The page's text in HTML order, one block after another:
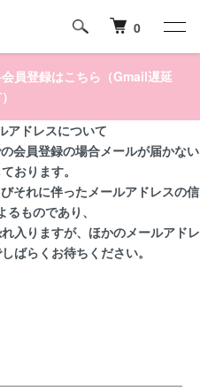
0
員登録はこちら（Gmail遅延
アドレスについて
会員登録の場合メールが届かない
おります。
それに伴ったメールアドレスの信
ものであり、
入りますが、ほかのメールアドレ
ばらくお待ちください。